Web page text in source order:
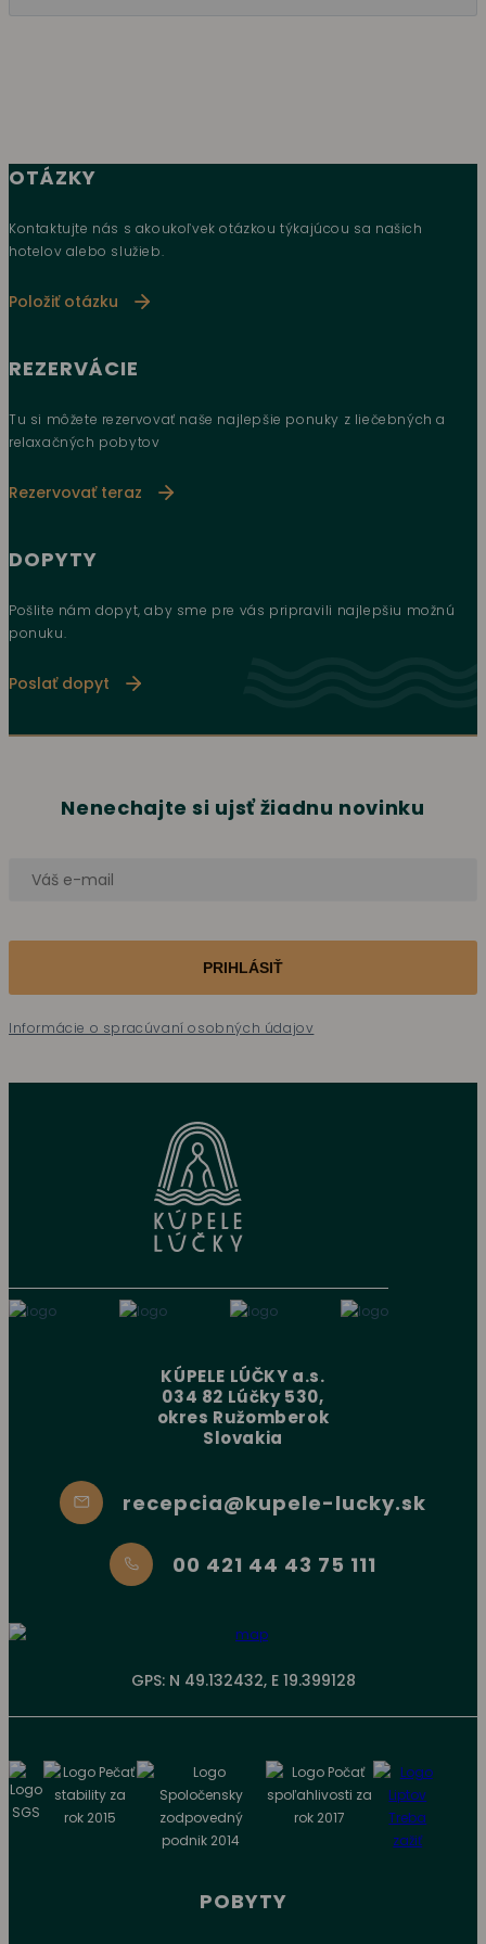
OTÁZKY
Kontaktujte nás s akoukoľvek otázkou týkajúcou sa našich
hotelov alebo služieb.
Položiť otázku
REZERVÁCIE
Tu si môžete rezervovať naše najlepšie ponuky z liečebných a
relaxačných pobytov
Rezervovať teraz
DOPYTY
Pošlite nám dopyt, aby sme pre vás pripravili najlepšiu možnú
ponuku.
Poslať dopyt
Nenechajte si ujsť žiadnu novinku
PRIHLÁSIŤ
Informácie o spracúvaní osobných údajov
KÚPELE LÚČKY a.s.
034 82 Lúčky 530,
okres Ružomberok
Slovakia
recepcia@kupele-lucky.sk
00 421 44 43 75 111
GPS: N 49.132432, E 19.399128
POBYTY